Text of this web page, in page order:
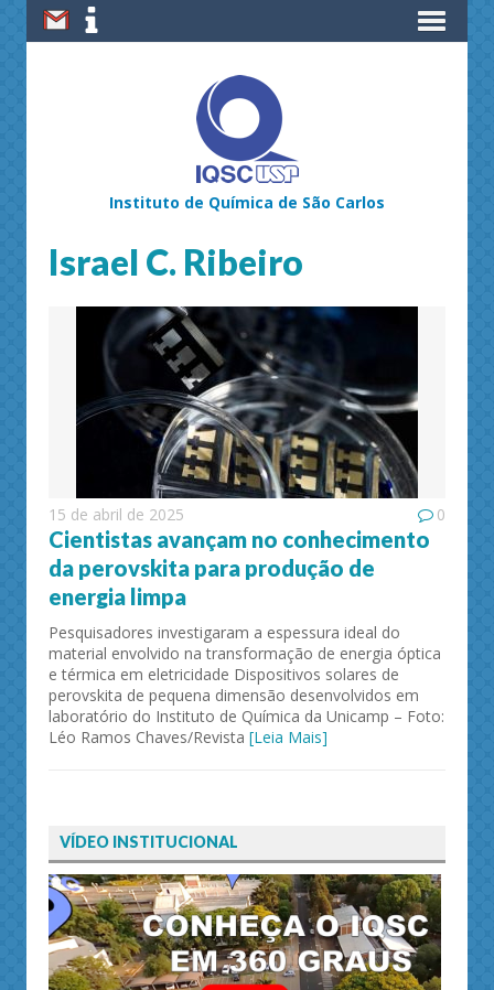
Instituto de Química de São Carlos
Israel C. Ribeiro
15 de abril de 2025 0
Cientistas avançam no conhecimento
da perovskita para produção de
energia limpa
Pesquisadores investigaram a espessura ideal do
material envolvido na transformação de energia óptica
e térmica em eletricidade Dispositivos solares de
perovskita de pequena dimensão desenvolvidos em
laboratório do Instituto de Química da Unicamp – Foto:
Léo Ramos Chaves/Revista [Leia Mais]
VÍDEO INSTITUCIONAL